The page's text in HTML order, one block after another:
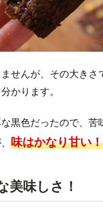
せんが、その大きさ
かります。
黒色だったので、苦
味はかなり甘い
美味しさ！